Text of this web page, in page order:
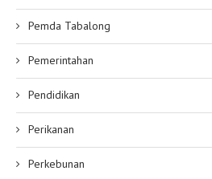
Pemda Tabalong
Pemerintahan
Pendidikan
Perikanan
Perkebunan